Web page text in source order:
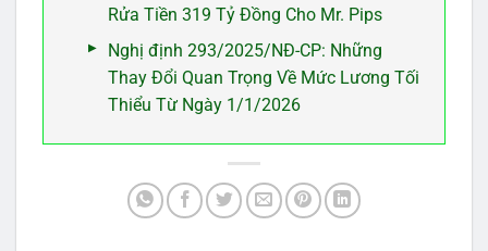
Rửa Tiền 319 Tỷ Đồng Cho Mr. Pips
Nghị định 293/2025/NĐ-CP: Những
Thay Đổi Quan Trọng Về Mức Lương Tối
Thiểu Từ Ngày 1/1/2026